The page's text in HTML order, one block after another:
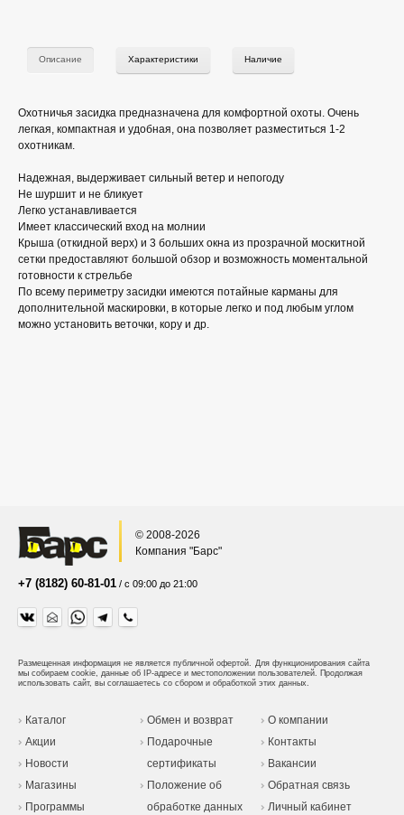
Описание Характеристики Наличие
Охотничья засидка предназначена для комфортной охоты. Очень
легкая, компактная и удобная, она позволяет разместиться 1-2
охотникам.
Надежная, выдерживает сильный ветер и непогоду
Не шуршит и не бликует
Легко устанавливается
Имеет классический вход на молнии
Крыша (откидной верх) и 3 больших окна из прозрачной москитной
сетки предоставляют большой обзор и возможность моментальной
готовности к стрельбе
По всему периметру засидки имеются потайные карманы для
дополнительной маскировки, в которые легко и под любым углом
можно установить веточки, кору и др.
© 2008-2026
Компания "Барс"
+7 (8182) 60-81-01 / с 09:00 до 21:00
Размещенная информация не является публичной офертой. Для функционирования сайта
мы собираем cookie, данные об IP-адресе и местоположении пользователей. Продолжая
использовать сайт, вы соглашаетесь со сбором и обработкой этих данных.
Каталог
Акции
Новости
Магазины
Программы
Обмен и возврат
Подарочные
сертификаты
Положение об
обработке данных
О компании
Контакты
Вакансии
Обратная связь
Личный кабинет